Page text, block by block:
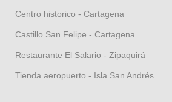
Centro historico - Cartagena
Castillo San Felipe - Cartagena
Restaurante El Salario - Zipaquirá
Tienda aeropuerto - Isla San Andrés